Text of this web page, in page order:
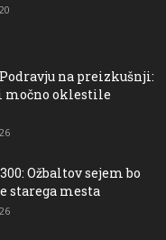
na preizkušnji:
močno oklestile
Ožbaltov sejem bo
starega mesta